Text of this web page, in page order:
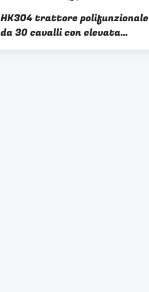
HK304 trattore polifunzionale
da 30 cavalli con elevata
affidabilità